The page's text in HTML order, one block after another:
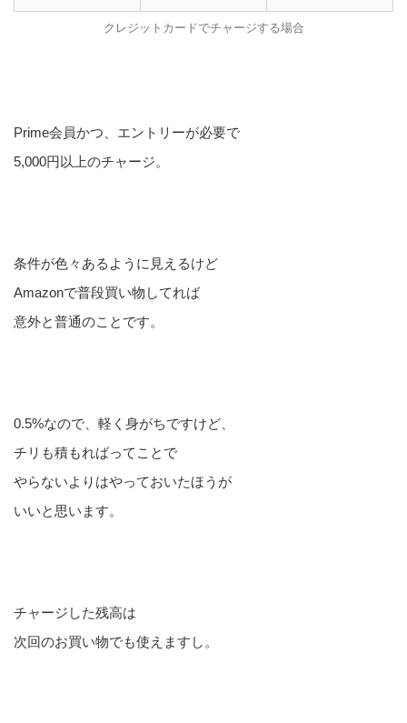
クレジットカードでチャージする場合
Prime会員かつ、エントリーが必要で
5,000円以上のチャージ。
条件が色々あるように見えるけど
Amazonで普段買い物してれば
意外と普通のことです。
0.5%なので、軽く身がちですけど、
チリも積もればってことで
やらないよりはやっておいたほうが
いいと思います。
チャージした残高は
次回のお買い物でも使えますし。